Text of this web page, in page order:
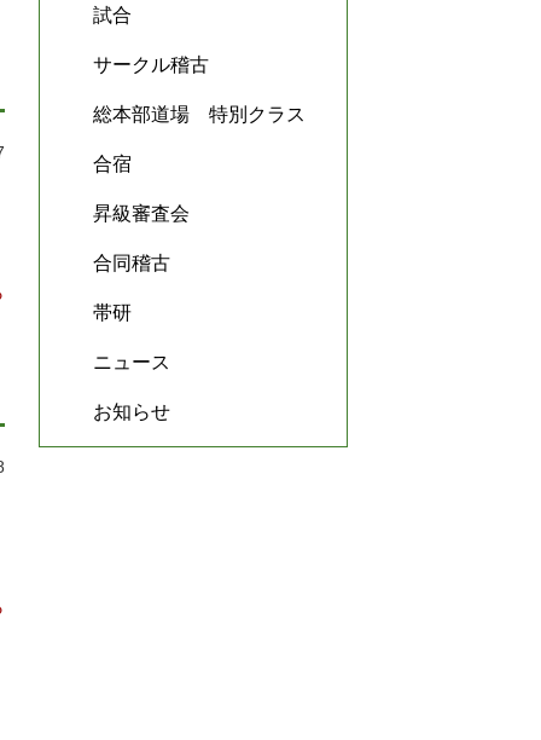
試合
サークル稽古
総本部道場 特別クラス
合宿
昇級審査会
合同稽古
帯研
ニュース
お知らせ